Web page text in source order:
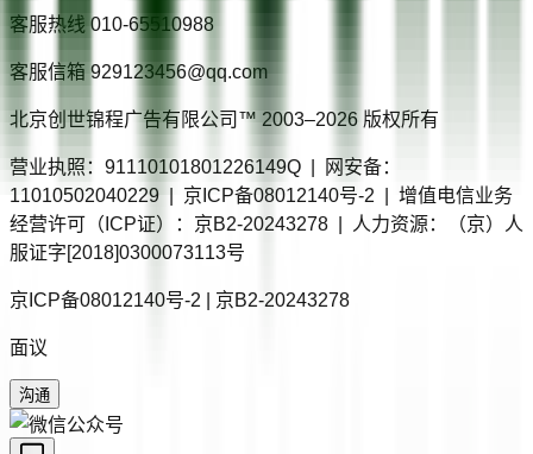
客服热线 010-65510988
客服信箱 929123456@qq.com
北京创世锦程广告有限公司™ 2003–2026 版权所有
营业执照：91110101801226149Q | 网安备：
11010502040229 | 京ICP备08012140号-2 | 增值电信业务
经营许可（ICP证）：京B2-20243278 | 人力资源：（京）人
服证字[2018]0300073113号
京ICP备08012140号-2 | 京B2-20243278
面议
沟通